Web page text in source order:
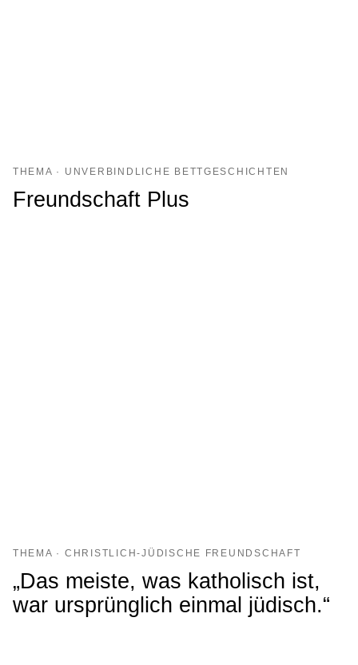
THEMA · UNVERBINDLICHE BETTGESCHICHTEN
Freundschaft Plus
THEMA · CHRISTLICH-JÜDISCHE FREUNDSCHAFT
„Das meiste, was katholisch ist,
war ursprünglich einmal jüdisch.“